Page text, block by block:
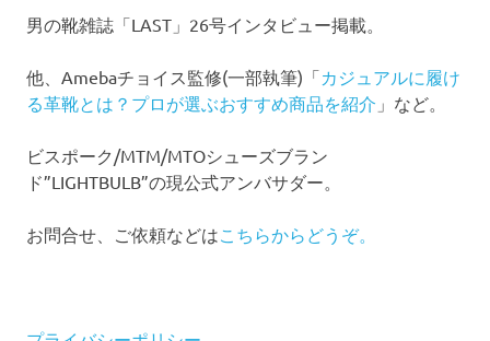
男の靴雑誌「LAST」26号インタビュー掲載。
他、Amebaチョイス監修(一部執筆)「カジュアルに履け
る革靴とは？プロが選ぶおすすめ商品を紹介 」など。
ビスポーク/MTM/MTOシューズブラン
ド”LIGHTBULB”の現公式アンバサダー。
お問合せ、ご依頼などは こちらからどうぞ。